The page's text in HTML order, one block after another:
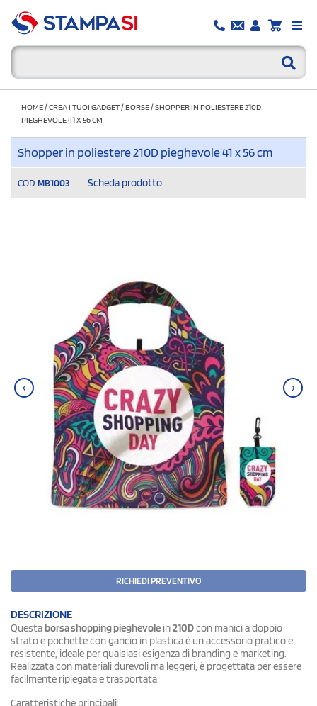
HOME/CREA I TUOI GADGET/BORSE/SHOPPER IN POLIESTERE 210D
PIEGHEVOLE 41 X 56 CM
Shopper in poliestere 210D pieghevole 41 x 56 cm
COD. MB1003 Scheda prodotto
‹ ›
RICHIEDI PREVENTIVO
DESCRIZIONE
Questaborsa shopping pieghevole in210Dcon manici a doppio
strato e pochette con gancio in plastica è un accessorio pratico e
resistente, ideale per qualsiasi esigenza di branding e marketing.
Realizzata con materiali durevoli ma leggeri, è progettata per essere
facilmente ripiegata e trasportata.
Caratteristiche principali: